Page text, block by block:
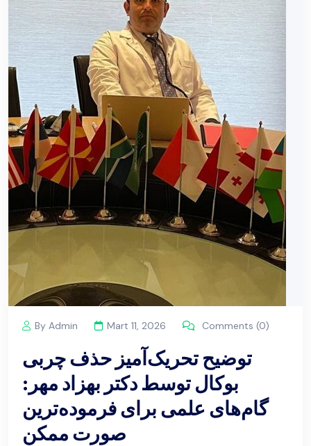
By Admin Mart 11, 2026 Comments (0)
توضیح تحریک‌آمیز حذف چربی
بوکال توسط دکتر بهزاد مهر:
گام‌های علمی برای فرموده‌ترین
صورت ممکن